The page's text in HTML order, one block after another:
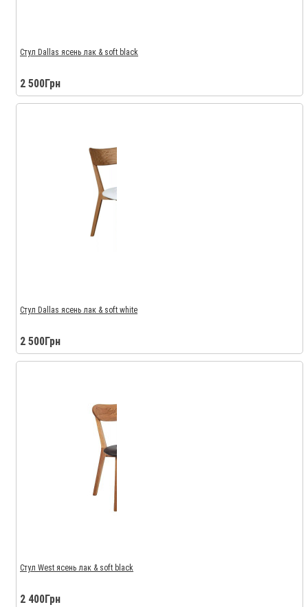
Стул Dallas ясень лак & soft black
2 500Грн
Стул Dallas ясень лак & soft white
2 500Грн
Стул West ясень лак & soft black
2 400Грн